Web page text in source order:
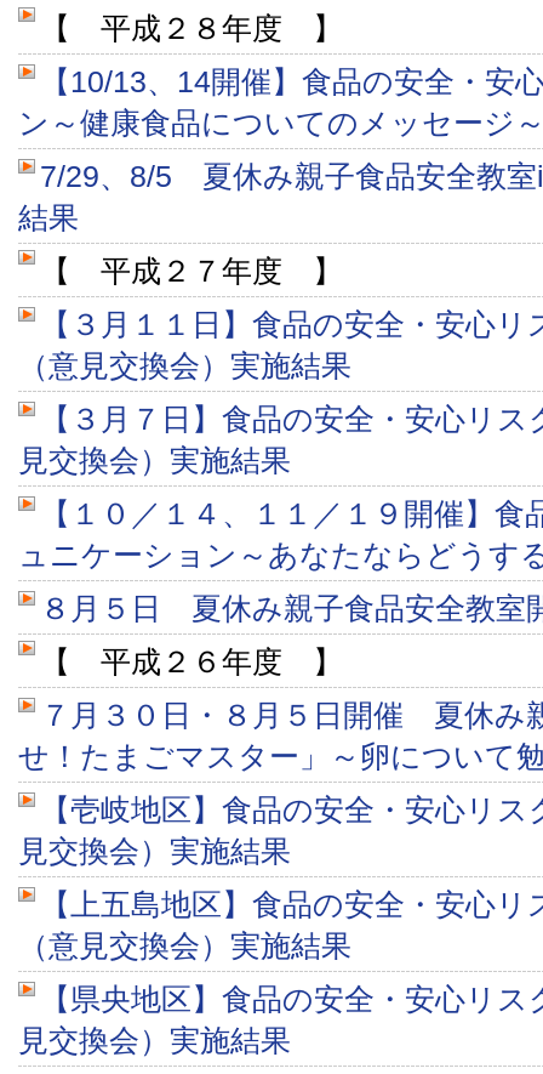
【 平成２８年度 】
【10/13、14開催】食品の安全・
ン～健康食品についてのメッセージ
7/29、8/5 夏休み親子食品安全教
結果
【 平成２７年度 】
【３月１１日】食品の安全・安心
（意見交換会）実施結果
【３月７日】食品の安全・安心リ
見交換会）実施結果
【１０／１４、１１／１９開催】
ュニケーション～あなたならどうす
８月５日 夏休み親子食品安全教室
【 平成２６年度 】
７月３０日・８月５日開催 夏休み
せ！たまごマスター」～卵について
【壱岐地区】食品の安全・安心リ
見交換会）実施結果
【上五島地区】食品の安全・安心
（意見交換会）実施結果
【県央地区】食品の安全・安心リ
見交換会）実施結果